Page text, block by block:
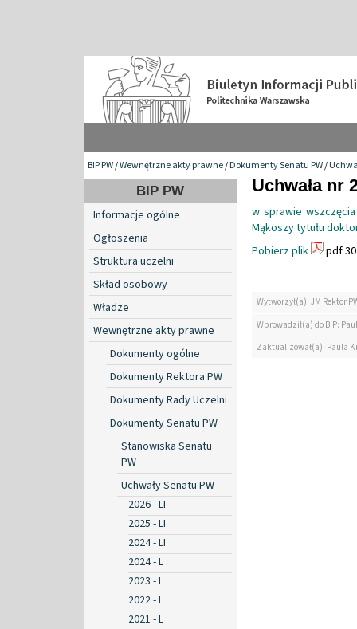
BIP PW/Wewnętrzne akty prawne/Dokumenty Senatu PW/
BIP PW
Informacje ogólne
Ogłoszenia
Struktura uczelni
Skład osobowy
Władze
Wewnętrzne akty prawne
Dokumenty ogólne
Dokumenty Rektora PW
Dokumenty Rady Uczelni
Dokumenty Senatu PW
Stanowiska Senatu
PW
Uchwały Senatu PW
2026 - LI
2025 - LI
2024 - LI
2024 - L
2023 - L
2022 - L
2021 - L
Uchwała nr
w sprawie
Mąkoszy tytułu
Pobierz plik
pdf
Wytworzył(a): JM Rektor
Wprowadził(a) do BIP:
Zaktualizował(a): Paula